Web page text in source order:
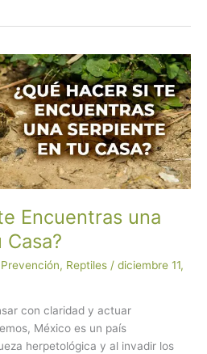
Encuentras una
Prevención, Reptiles / diciembre 11,
con claridad y actuar
México es un país
herpetológica y al invadir los